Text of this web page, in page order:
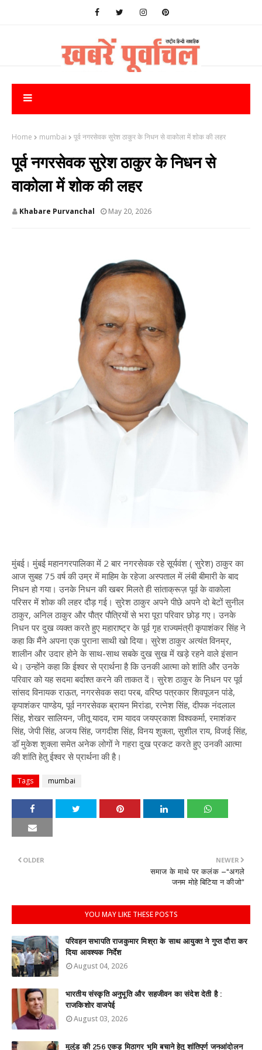
Home mumbai पूर्व नगरसेवक सुरेश ठाकुर के निधन से वाकोला में शोक की लहर
पूर्व नगरसेवक सुरेश ठाकुर के निधन से
वाकोला में शोक की लहर
Khabare Purvanchal May 20, 2026
मुंबई। मुंबई महानगरपालिका में 2 बार नगरसेवक रहे सूर्यवंश ( सुरेश) ठाकुर का
आज सुबह 75 वर्ष की उम्र में माहिम के रहेजा अस्पताल में लंबी बीमारी के बाद
निधन हो गया। उनके निधन की खबर मिलते ही सांताक्रूज़ पूर्व के वाकोला
परिसर में शोक की लहर दौड़ गई। सुरेश ठाकुर अपने पीछे अपने दो बेटों सुनील
ठाकुर, अनिल ठाकुर और पौत्र पौत्रियों से भरा पूरा परिवार छोड़ गए। उनके
निधन पर दुख व्यक्त करते हुए महाराष्ट्र के पूर्व गृह राज्यमंत्री कृपाशंकर सिंह ने
कहा कि मैंने अपना एक पुराना साथी खो दिया। सुरेश ठाकुर अत्यंत विनम्र,
शालीन और उदार होने के साथ-साथ सबके दुख सुख में खड़े रहने वाले इंसान
थे। उन्होंने कहा कि ईश्वर से प्रार्थना है कि उनकी आत्मा को शांति और उनके
परिवार को यह सदमा बर्दाश्त करने की ताकत दें। सुरेश ठाकुर के निधन पर पूर्व
सांसद विनायक राऊत, नगरसेवक सदा परब, वरिष्ठ पत्रकार शिवपूजन पांडे,
कृपाशंकर पाण्डेय, पूर्व नगरसेवक ब्रायन मिरांडा, रत्नेश सिंह, दीपक नंदलाल
सिंह, शेखर सालियन, जीतू यादव, राम यादव जयप्रकाश विश्वकर्मा, रमाशंकर
सिंह, जेपी सिंह, अजय सिंह, जगदीश सिंह, विनय शुक्ला, सुशील राय, विजई सिंह,
डॉ मुकेश शुक्ला समेत अनेक लोगों ने गहरा दुख प्रकट करते हुए उनकी आत्मा
की शांति हेतु ईश्वर से प्रार्थना की है।
Tags mumbai
NEWER
समाज के माथे पर कलंक –“अगले
जनम मोहे बिटिया न कीजो”
OLDER
YOU MAY LIKE THESE POSTS
परिवहन सभापति राजकुमार मिश्रा के साथ आयुक्त ने गुप्त दौरा कर
दिया आवश्यक निर्देश
August 04, 2026
भारतीय संस्कृति अनुभूति और सहजीवन का संदेश देती है :
राजकिशोर वाजपेई
August 03, 2026
मुलुंड की 256 एकड़ मिठागर भूमि बचाने हेतु शांतिपूर्ण जनआंदोलन